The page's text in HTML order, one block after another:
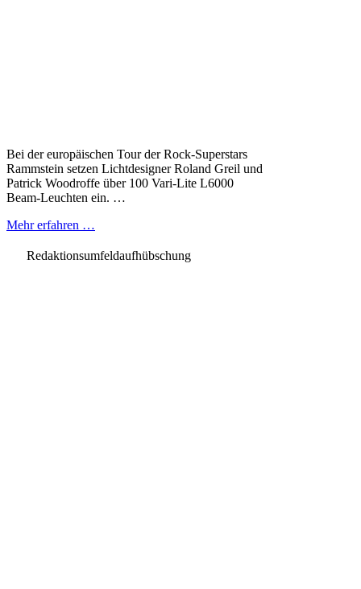
Bei der europäischen Tour der Rock-Superstars
Rammstein setzen Lichtdesigner Roland Greil und
Patrick Woodroffe über 100 Vari-Lite L6000
Beam-Leuchten ein. …
Mehr erfahren …
Redaktionsumfeldaufhübschung